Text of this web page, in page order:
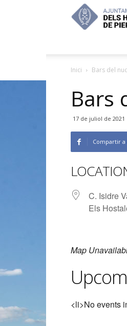
Inici Bars del
Bars
17 de juliol de 2021
Compartir
C. Isidre
Els
Map
<li>No events